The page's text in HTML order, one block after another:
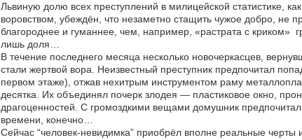
Львиную долю всех преступлений в милицейской статистике,
воровством, убеждён, что незаметно стащить чужое добро, не
благороднее и гуманнее, чем, например, «растрата с криком»
лишь доля…
В течение последнего месяца несколько новочеркасцев,
стали жертвой вора. Неизвестный преступник предпочитал
первом этаже), отжав нехитрым инструментом раму
десятка. Их объединял почерк злодея — пластиковое окно,
драгоценностей. С громоздкими вещами домушник
времени, конечно…
Сейчас “человек-невидимка” приобрёл вполне реальные черты